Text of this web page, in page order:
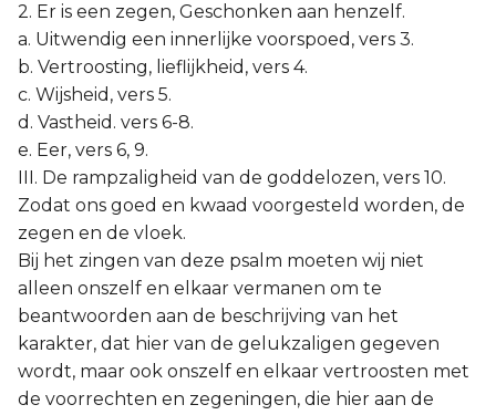
2. Er is een zegen, Geschonken aan henzelf.
a. Uitwendig een innerlijke voorspoed, vers 3.
b. Vertroosting, lieflijkheid, vers 4.
c. Wijsheid, vers 5.
d. Vastheid. vers 6-8.
e. Eer, vers 6, 9.
III. De rampzaligheid van de goddelozen, vers 10.
Zodat ons goed en kwaad voorgesteld worden, de
zegen en de vloek.
Bij het zingen van deze psalm moeten wij niet
alleen onszelf en elkaar vermanen om te
beantwoorden aan de beschrijving van het
karakter, dat hier van de gelukzaligen gegeven
wordt, maar ook onszelf en elkaar vertroosten met
de voorrechten en zegeningen, die hier aan de